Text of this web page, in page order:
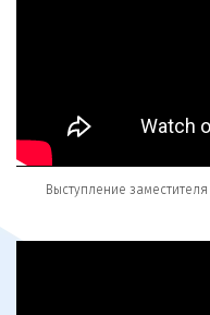
Выступление